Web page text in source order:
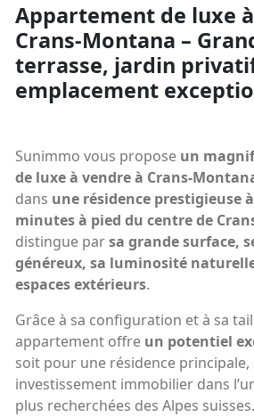
Appartement de luxe
Crans-Montana –
terrasse, jardin
emplacement
Sunimmo vous propose un
de luxe à vendre à Crans-
dans une résidence prestigieuse
minutes à pied du centre de
distingue parsa grande surface,
généreux, sa luminosité
espaces extérieurs.
Grâce à sa configuration et à sa
appartement offre un potentiel
soit pour une résidence
investissement immobilier dans
plus recherchées des Alpes suisses.